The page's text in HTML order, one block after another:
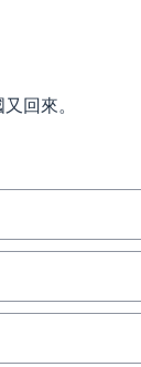
回來。